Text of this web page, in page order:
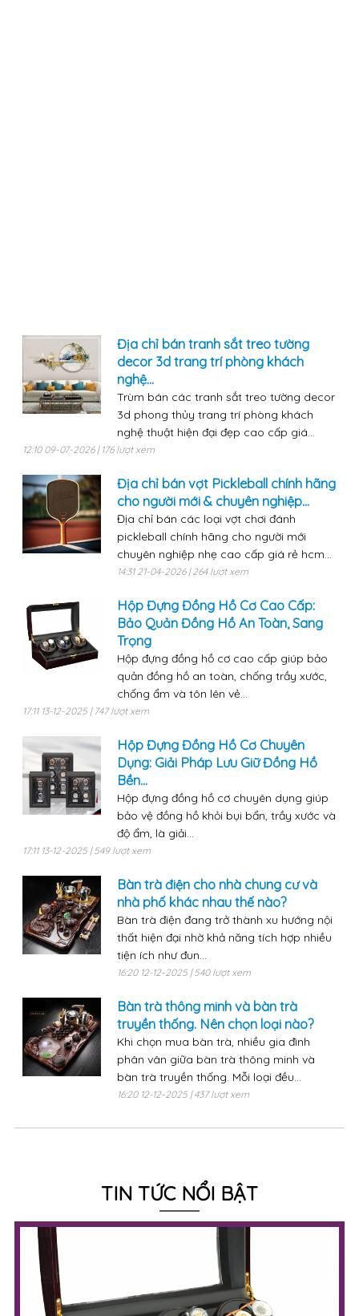
Địa chỉ bán tranh sắt treo tường
decor 3d trang trí phòng khách
nghệ...
Trùm bán các tranh sắt treo tường decor
3d phong thủy trang trí phòng khách
nghệ thuật hiện đại đẹp cao cấp giá...
12:10 09-07-2026 | 176 lượt xem
Địa chỉ bán vợt Pickleball chính hãng
cho người mới & chuyên nghiệp...
Địa chỉ bán các loại vợt chơi đánh
pickleball chính hãng cho người mới
chuyên nghiệp nhẹ cao cấp giá rẻ hcm...
14:31 21-04-2026 | 264 lượt xem
Hộp Đựng Đồng Hồ Cơ Cao Cấp:
Bảo Quản Đồng Hồ An Toàn, Sang
Trọng
Hộp đựng đồng hồ cơ cao cấp giúp bảo
quản đồng hồ an toàn, chống trầy xước,
chống ẩm và tôn lên vẻ...
17:11 13-12-2025 | 747 lượt xem
Hộp Đựng Đồng Hồ Cơ Chuyên
Dụng: Giải Pháp Lưu Giữ Đồng Hồ
Bền...
Hộp đựng đồng hồ cơ chuyên dụng giúp
bảo vệ đồng hồ khỏi bụi bẩn, trầy xước và
độ ẩm, là giải...
17:11 13-12-2025 | 549 lượt xem
Bàn trà điện cho nhà chung cư và
nhà phố khác nhau thế nào?
Bàn trà điện đang trở thành xu hướng nội
thất hiện đại nhờ khả năng tích hợp nhiều
tiện ích như đun...
16:20 12-12-2025 | 540 lượt xem
Bàn trà thông minh và bàn trà
truyền thống. Nên chọn loại nào?
Khi chọn mua bàn trà, nhiều gia đình
phân vân giữa bàn trà thông minh và
bàn trà truyền thống. Mỗi loại đều...
16:20 12-12-2025 | 437 lượt xem
TIN TỨC NỔI BẬT